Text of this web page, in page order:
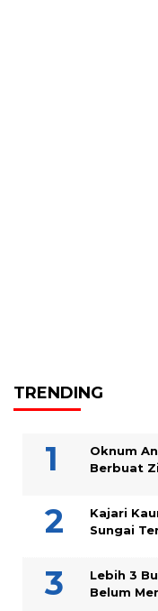
TRENDING
Oknum
Berbuat
Kajari
Sungai
Lebih 3
Belum